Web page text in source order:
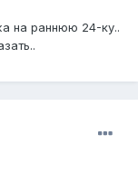
на раннюю 24-ку..